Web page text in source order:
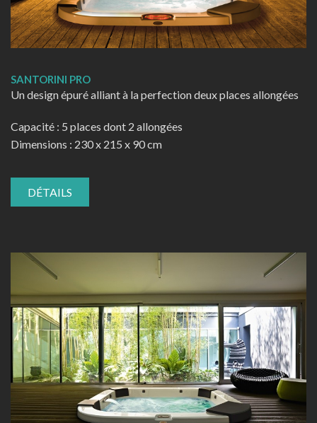
SANTORINI PRO
Un design épuré alliant à la perfection deux places allongées
Capacité : 5 places dont 2 allongées
Dimensions : 230 x 215 x 90 cm
DÉTAILS